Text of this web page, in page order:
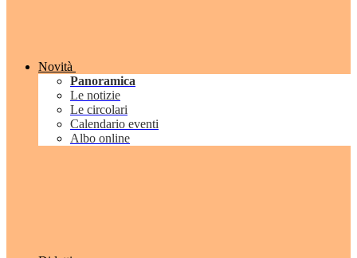
Novità
Panoramica
Le notizie
Le circolari
Calendario eventi
Albo online